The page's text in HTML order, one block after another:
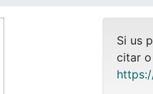
Si us
citar